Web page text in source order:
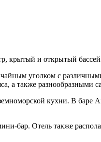
крытый и открытый
уголком с
а также разнообразными
кухни. В баре
бар. Отель также